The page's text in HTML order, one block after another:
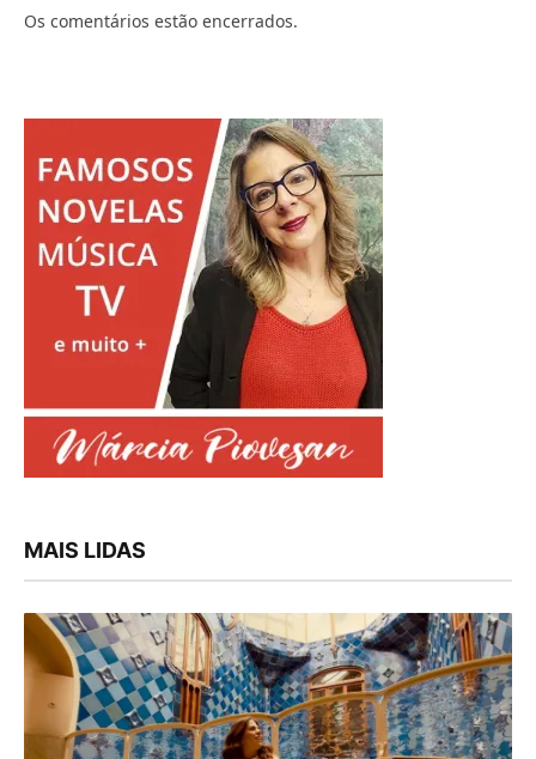
Os comentários estão encerrados.
MAIS LIDAS